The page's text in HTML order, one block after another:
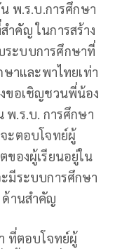
พ.ร.บ.การศึกษา
ำคัญ ในการสร้าง
ระบบการศึกษาที่
าและพาไทยเท่า
ขอเชิญชวนพี่น้อง
.ร.บ. การศึกษา
ะตอบโจทย์ผู้
ของผู้เรียนอยู่ใน
ะมีระบบการศึกษา
ด้านสำคัญ
ที่ตอบโจทย์ผู้